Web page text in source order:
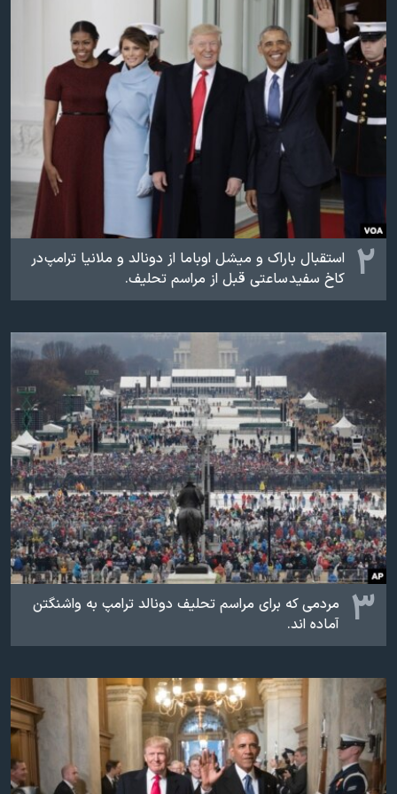
نرگس محمدی برنده جایزه نوبل صلح
همایش محافظه‌کاران آمریکا «سی‌پک»
صفحه‌های ویژه
سفر پرزیدنت ترامپ به چین
۲
استقبال باراک و میشل اوباما از دونالد و ملانیا ترامپ در
کاخ سفید ساعتی‌ قبل از مراسم تحلیف.
۳
مردمی که برای مراسم تحلیف دونالد ترامپ به واشنگتن
آماده اند.